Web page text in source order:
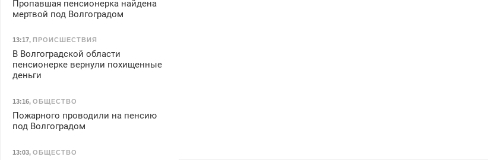
Пропавшая пенсионерка найдена
мертвой под Волгоградом
13:17, ПРОИСШЕСТВИЯ
В Волгоградской области
пенсионерке вернули похищенные
деньги
13:16, ОБЩЕСТВО
Пожарного проводили на пенсию
под Волгоградом
13:03, ОБЩЕСТВО